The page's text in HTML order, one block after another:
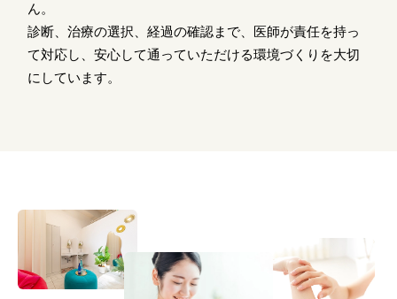
ん。
診断、治療の選択、経過の確認まで、医師が責任を持っ
て対応し、安心して通っていただける環境づくりを大切
にしています。